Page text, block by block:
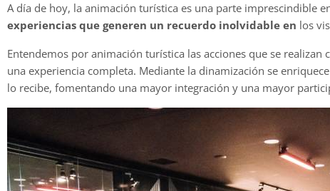
A día de hoy, la animación turística es una parte imprescindible
experiencias que generen un recuerdo inolvidable en los
Entendemos por animación turística las acciones que se
una experiencia completa. Mediante la dinamización se
lo recibe, fomentando una mayor integración y una mayor